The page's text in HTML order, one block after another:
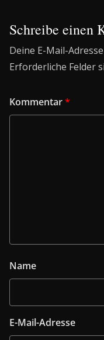
Schreibe einen
Deine E-Mail-
Erforderliche Felder
Kommentar*
Name
E-Mail-Adresse